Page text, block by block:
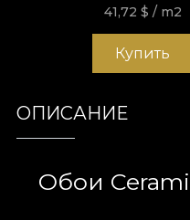
41,72 $ / m2
Купить
ОПИСАНИЕ
Обои